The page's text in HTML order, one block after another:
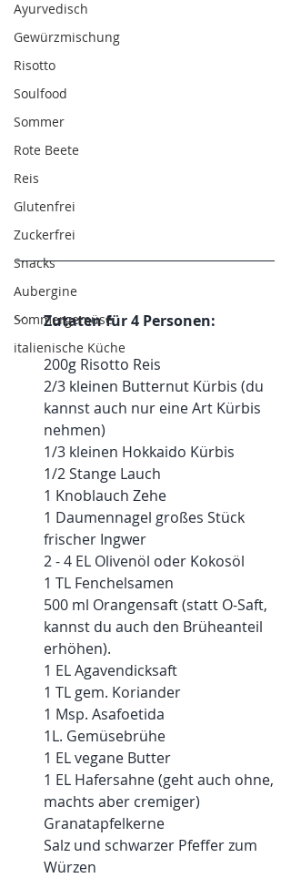
Ayurvedisch
Gewürzmischung
Risotto
Soulfood
Sommer
Rote Beete
Reis
Glutenfrei
Zuckerfrei
Snacks
Aubergine
Sommergemüse
italienische Küche
Zutaten für 4 Personen:
200g Risotto Reis
2/3 kleinen Butternut Kürbis (du
kannst auch nur eine Art Kürbis
nehmen)
1/3 kleinen Hokkaido Kürbis
1/2 Stange Lauch
1 Knoblauch Zehe
1 Daumennagel großes Stück
frischer Ingwer
2 - 4 EL Olivenöl oder Kokosöl
1 TL Fenchelsamen
500 ml Orangensaft (statt O-Saft,
kannst du auch den Brüheanteil
erhöhen).
1 EL Agavendicksaft
1 TL gem. Koriander
1 Msp. Asafoetida
1L. Gemüsebrühe
1 EL vegane Butter
1 EL Hafersahne (geht auch ohne,
machts aber cremiger)
Granatapfelkerne
Salz und schwarzer Pfeffer zum
Würzen